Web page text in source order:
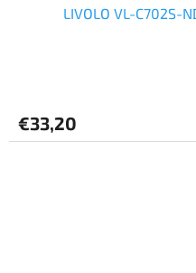
LIVOLO VL-C702S-
je
5,0
€33,20